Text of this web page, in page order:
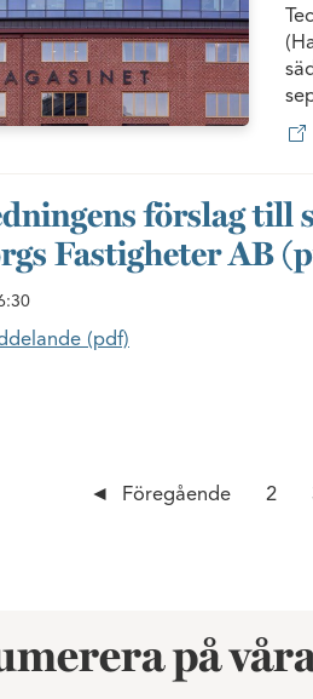
förslag till
Fastigheter AB
(pdf)
Föregående 2
på